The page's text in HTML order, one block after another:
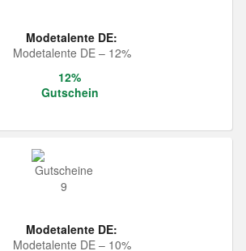
Modetalente DE:
Modetalente DE – 12%
12%
Gutschein
Modetalente DE:
Modetalente DE – 10%